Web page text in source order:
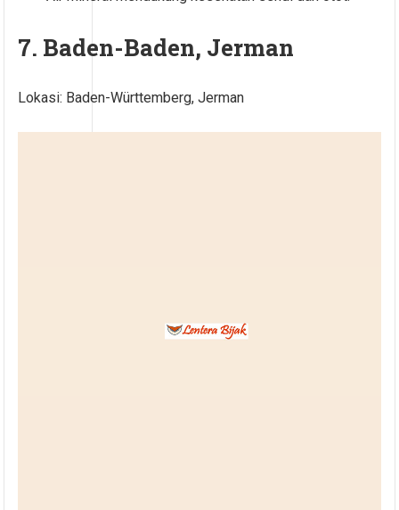
7. Baden-Baden, Jerman
Lokasi: Baden-Württemberg, Jerman